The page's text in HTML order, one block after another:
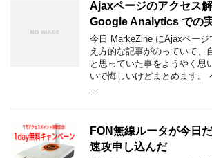
Ajaxページのアクセス
Google Analytics での
今日 MarkeZine にAjaxペー
え方的な記事がのっていて、
と思っていた事をようやく思
いで悔しいけどまとめます。
…
FON無線ルータが今日
速攻申し込んだ